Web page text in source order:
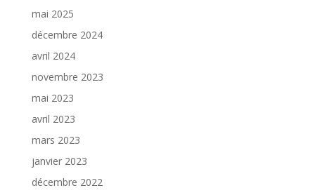
mai 2025
décembre 2024
avril 2024
novembre 2023
mai 2023
avril 2023
mars 2023
janvier 2023
décembre 2022